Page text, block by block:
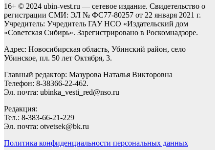
16+ © 2024 ubin-vest.ru — сетевое издание. Свидетельство о
регистрации СМИ: ЭЛ № ФС77-80257 от 22 января 2021 г.
Учредитель: Учредитель ГАУ НСО «Издательский дом
«Советская Сибирь». Зарегистрировано в Роскомнадзоре.
Адрес: Новосибирская область, Убинский район, село
Убинское, пл. 50 лет Октября, 3.
Главный редактор: Мазурова Наталья Викторовна
Телефон: 8-38366-22-462.
Эл. почта: ubinka_vesti_red@nso.ru
Редакция:
Тел.: 8-383-66-21-229
Эл. почта: otvetsek@bk.ru
Политика конфиденциальности персональных данных